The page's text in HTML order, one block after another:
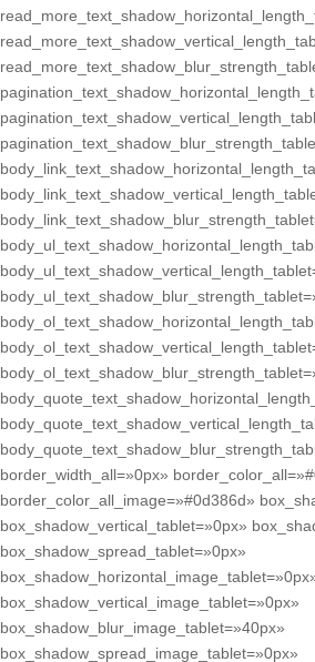
border_width_all=»0px»
border_color_all_image=»#0d386d»
box_shadow_vertical_tablet=»0px»
box_shadow_spread_tablet=»0px»
box_shadow_vertical_image_tablet=»0px»
box_shadow_blur_image_tablet=»40px»
box_shadow_spread_image_tablet=»0px»